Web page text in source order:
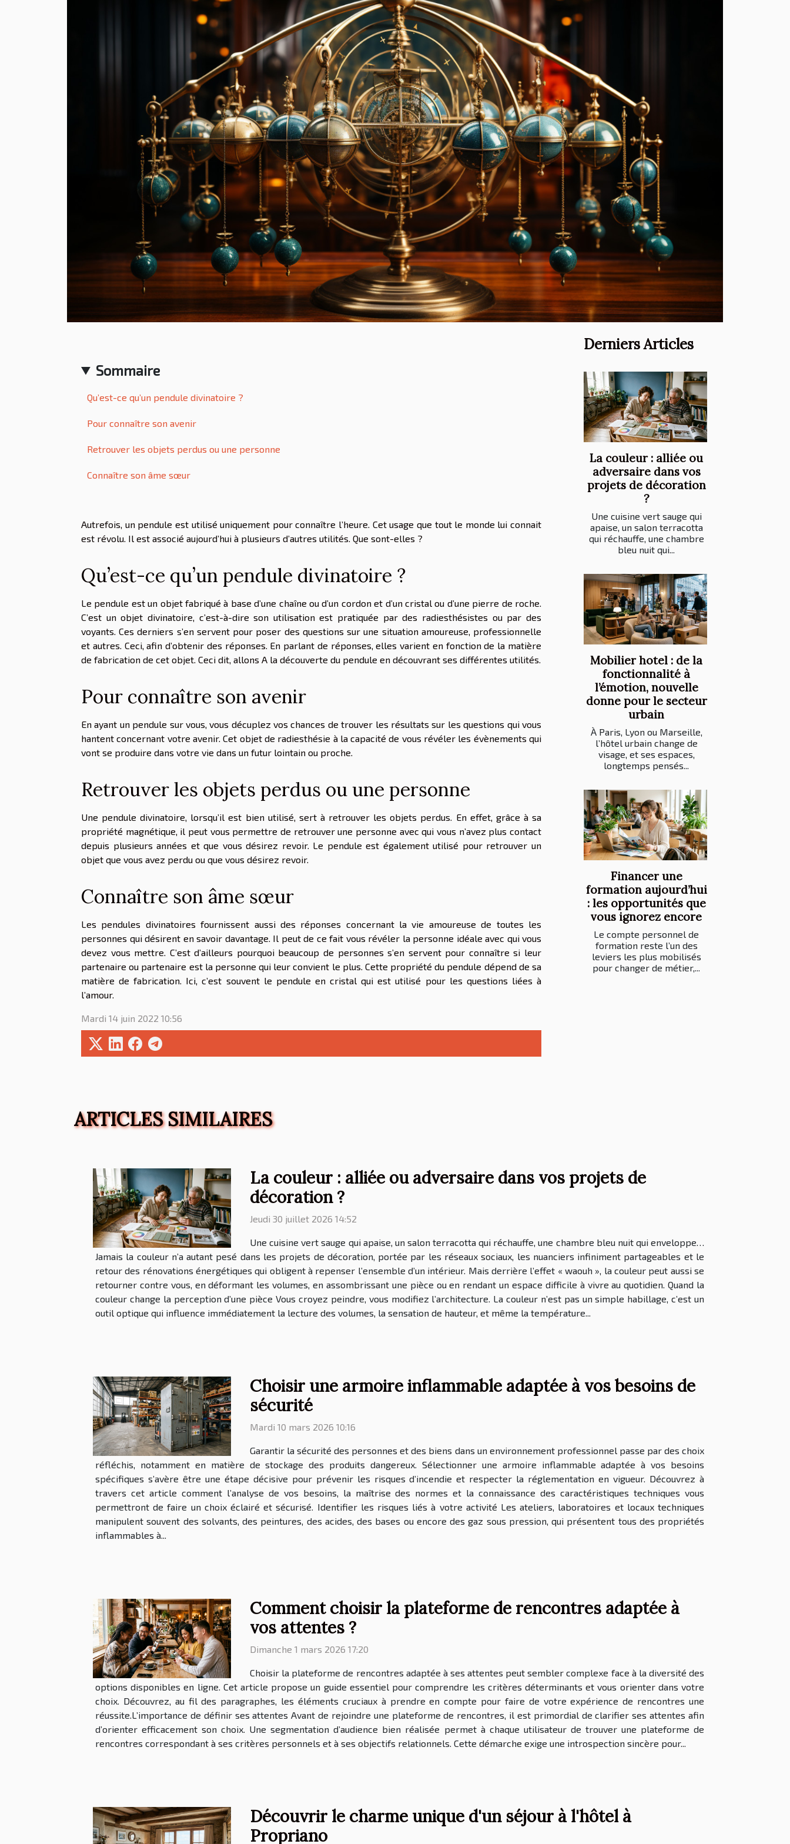
Sommaire
Qu’est-ce qu’un pendule divinatoire ?
Pour connaître son avenir
Retrouver les objets perdus ou une personne
Connaître son âme sœur
Autrefois, un pendule est utilisé uniquement pour connaître l’heure. Cet usage que tout le monde lui connait
est révolu. Il est associé aujourd’hui à plusieurs d’autres utilités. Que sont-elles ?
Qu’est-ce qu’un pendule divinatoire ?
Le pendule est un objet fabriqué à base d’une chaîne ou d’un cordon et d’un cristal ou d’une pierre de roche.
C’est un objet divinatoire, c’est-à-dire son utilisation est pratiquée par des radiesthésistes ou par des
voyants. Ces derniers s’en servent pour poser des questions sur une situation amoureuse, professionnelle
et autres. Ceci, afin d’obtenir des réponses. En parlant de réponses, elles varient en fonction de la matière
de fabrication de cet objet. Ceci dit, allons A la découverte du pendule en découvrant ses différentes utilités.
Pour connaître son avenir
En ayant un pendule sur vous, vous décuplez vos chances de trouver les résultats sur les questions qui vous
hantent concernant votre avenir. Cet objet de radiesthésie à la capacité de vous révéler les évènements qui
vont se produire dans votre vie dans un futur lointain ou proche.
Retrouver les objets perdus ou une personne
Une pendule divinatoire, lorsqu’il est bien utilisé, sert à retrouver les objets perdus. En effet, grâce à sa
propriété magnétique, il peut vous permettre de retrouver une personne avec qui vous n’avez plus contact
depuis plusieurs années et que vous désirez revoir. Le pendule est également utilisé pour retrouver un
objet que vous avez perdu ou que vous désirez revoir.
Connaître son âme sœur
Les pendules divinatoires fournissent aussi des réponses concernant la vie amoureuse de toutes les
personnes qui désirent en savoir davantage. Il peut de ce fait vous révéler la personne idéale avec qui vous
devez vous mettre. C’est d’ailleurs pourquoi beaucoup de personnes s’en servent pour connaître si leur
partenaire ou partenaire est la personne qui leur convient le plus. Cette propriété du pendule dépend de sa
matière de fabrication. Ici, c’est souvent le pendule en cristal qui est utilisé pour les questions liées à
l’amour.
Mardi 14 juin 2022 10:56
Derniers Articles
La couleur : alliée ou
adversaire dans vos
projets de décoration
?
Une cuisine vert sauge qui
apaise, un salon terracotta
qui réchauffe, une chambre
bleu nuit qui...
Mobilier hotel : de la
fonctionnalité à
l’émotion, nouvelle
donne pour le secteur
urbain
À Paris, Lyon ou Marseille,
l’hôtel urbain change de
visage, et ses espaces,
longtemps pensés...
Financer une
formation aujourd’hui
: les opportunités que
vous ignorez encore
Le compte personnel de
formation reste l’un des
leviers les plus mobilisés
pour changer de métier,...
ARTICLES SIMILAIRES
La couleur : alliée ou adversaire dans vos projets de
décoration ?
Jeudi 30 juillet 2026 14:52
Une cuisine vert sauge qui apaise, un salon terracotta qui réchauffe, une chambre bleu nuit qui enveloppe…
Jamais la couleur n’a autant pesé dans les projets de décoration, portée par les réseaux sociaux, les nuanciers infiniment partageables et le
retour des rénovations énergétiques qui obligent à repenser l’ensemble d’un intérieur. Mais derrière l’effet « waouh », la couleur peut aussi se
retourner contre vous, en déformant les volumes, en assombrissant une pièce ou en rendant un espace difficile à vivre au quotidien. Quand la
couleur change la perception d’une pièce Vous croyez peindre, vous modifiez l’architecture. La couleur n’est pas un simple habillage, c’est un
outil optique qui influence immédiatement la lecture des volumes, la sensation de hauteur, et même la température...
Choisir une armoire inflammable adaptée à vos besoins de
sécurité
Mardi 10 mars 2026 10:16
Garantir la sécurité des personnes et des biens dans un environnement professionnel passe par des choix
réfléchis, notamment en matière de stockage des produits dangereux. Sélectionner une armoire inflammable adaptée à vos besoins
spécifiques s’avère être une étape décisive pour prévenir les risques d’incendie et respecter la réglementation en vigueur. Découvrez à
travers cet article comment l’analyse de vos besoins, la maîtrise des normes et la connaissance des caractéristiques techniques vous
permettront de faire un choix éclairé et sécurisé. Identifier les risques liés à votre activité Les ateliers, laboratoires et locaux techniques
manipulent souvent des solvants, des peintures, des acides, des bases ou encore des gaz sous pression, qui présentent tous des propriétés
inflammables à...
Comment choisir la plateforme de rencontres adaptée à
vos attentes ?
Dimanche 1 mars 2026 17:20
Choisir la plateforme de rencontres adaptée à ses attentes peut sembler complexe face à la diversité des
options disponibles en ligne. Cet article propose un guide essentiel pour comprendre les critères déterminants et vous orienter dans votre
choix. Découvrez, au fil des paragraphes, les éléments cruciaux à prendre en compte pour faire de votre expérience de rencontres une
réussite.L’importance de définir ses attentes Avant de rejoindre une plateforme de rencontres, il est primordial de clarifier ses attentes afin
d’orienter efficacement son choix. Une segmentation d’audience bien réalisée permet à chaque utilisateur de trouver une plateforme de
rencontres correspondant à ses critères personnels et à ses objectifs relationnels. Cette démarche exige une introspection sincère pour...
Découvrir le charme unique d'un séjour à l'hôtel à
Propriano